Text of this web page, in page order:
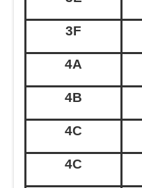
3F
4A
4B
4C
4C